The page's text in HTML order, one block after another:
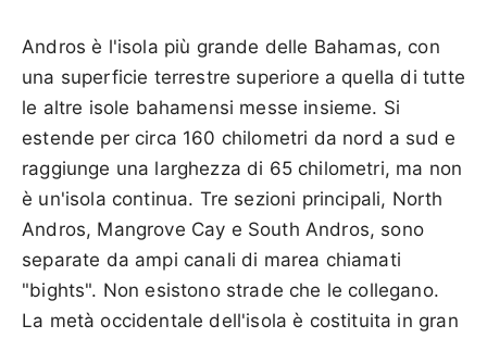
Andros è l'isola più grande delle Bahamas, con
una superficie terrestre superiore a quella di tutte
le altre isole bahamensi messe insieme. Si
estende per circa 160 chilometri da nord a sud e
raggiunge una larghezza di 65 chilometri, ma non
è un'isola continua. Tre sezioni principali, North
Andros, Mangrove Cay e South Andros, sono
separate da ampi canali di marea chiamati
"bights". Non esistono strade che le collegano.
La metà occidentale dell'isola è costituita in gran